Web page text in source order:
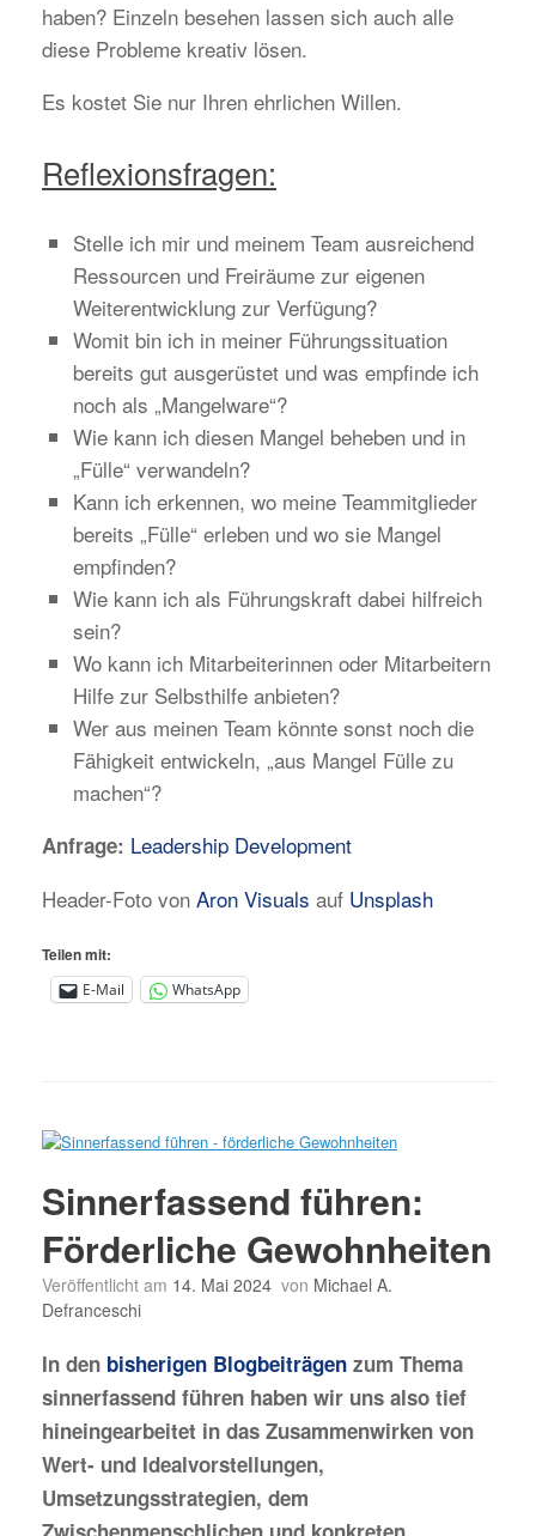
haben? Einzeln besehen lassen sich auch alle
diese Probleme kreativ lösen.
Es kostet Sie nur Ihren ehrlichen Willen.
Reflexionsfragen:
Stelle ich mir und meinem Team ausreichend
Ressourcen und Freiräume zur eigenen
Weiterentwicklung zur Verfügung?
Womit bin ich in meiner Führungssituation
bereits gut ausgerüstet und was empfinde ich
noch als „Mangelware“?
Wie kann ich diesen Mangel beheben und in
„Fülle“ verwandeln?
Kann ich erkennen, wo meine Teammitglieder
bereits „Fülle“ erleben und wo sie Mangel
empfinden?
Wie kann ich als Führungskraft dabei hilfreich
sein?
Wo kann ich Mitarbeiterinnen oder Mitarbeitern
Hilfe zur Selbsthilfe anbieten?
Wer aus meinen Team könnte sonst noch die
Fähigkeit entwickeln, „aus Mangel Fülle zu
machen“?
Anfrage: Leadership Development
Header-Foto von Aron Visuals auf Unsplash
Teilen mit:
E-Mail WhatsApp
Sinnerfassend führen:
Förderliche Gewohnheiten
Veröffentlicht am 14. Mai 2024 von Michael A.
Defranceschi
In den bisherigen Blogbeiträgen zum Thema
sinnerfassend führen haben wir uns also tief
hineingearbeitet in das Zusammenwirken von
Wert- und Idealvorstellungen,
Umsetzungsstrategien, dem